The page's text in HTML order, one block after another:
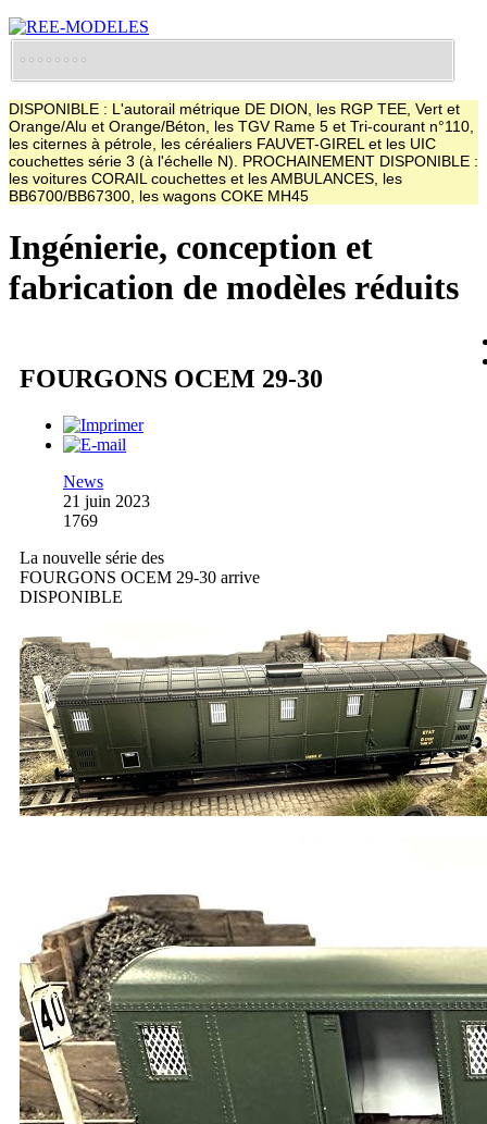
DISPONIBLE : L'autorail métrique DE DION, les RGP TEE, Vert et
Orange/Alu et Orange/Béton, les TGV Rame 5 et Tri-courant n°110,
les citernes à pétrole, les céréaliers FAUVET-GIREL et les UIC
couchettes série 3 (à l'échelle N). PROCHAINEMENT DISPONIBLE :
les voitures CORAIL couchettes et les AMBULANCES, les
BB6700/BB67300, les wagons COKE MH45
Ingénierie, conception et
fabrication de modèles réduits
FOURGONS OCEM 29-30
News
21 juin 2023
1769
La nouvelle série des
FOURGONS OCEM 29-30 arrive
DISPONIBLE